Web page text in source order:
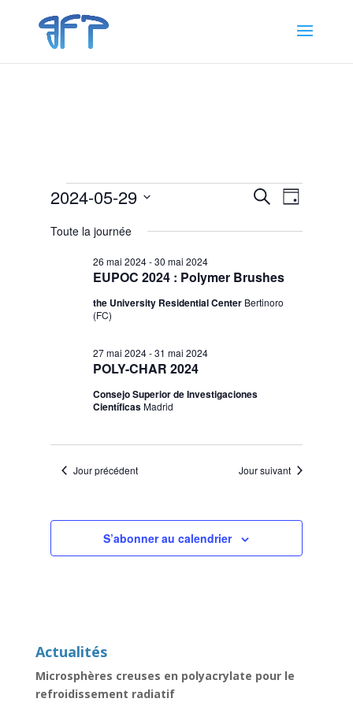
Évènements
29
2024
Recherche
navigation
vues
Recherche
de
vues
Jour
2024-05-29
une
Toute la journée
EUPOC 2024 : Polymer Brushes
26 mai 2024-30 mai 2024
the University Residential Center Bertinoro
(FC)
POLY-CHAR 2024
27 mai 2024-31 mai 2024
Consejo Superior de Investigaciones
CientíficasMadrid
Jour précédent Jour suivant
S’abonner au calendrier
Actualités
Microsphères creuses en polyacrylate pour le
refroidissement radiatif